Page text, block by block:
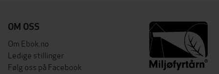
OM OSS
Om Ebok.no
Ledige stillinger
Følg oss på Facebook